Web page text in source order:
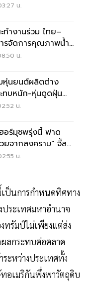
น.
ำงานร่วม ไทย–
รจัดการคุณภาพน้ำ
น.
หุ่นยนต์ผลิตต่าง
ะทบหนัก-หุ่นดูดฝุ่น
น.
อร์มุซพรุ่งนี้ ฟาด
ยจากสงคราม" จี้ลด
น.
เป็นการกำหนดทิศทาง
ประเทศมหาอำนาจ
รัมป์ไม่เพียงแต่ส่ง
ลกระทบต่อตลาด
ะหว่างประเทศทั้ง
อเมริกันพึ่งพาวัตถุดิบ